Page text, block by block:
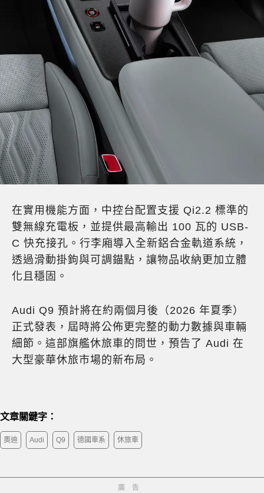
在實用機能方面，中控台配置支援 Qi2.2 標準的
雙無線充電板，並提供最高輸出 100 瓦的 USB-
C 快充接孔。行李廂導入全新鋁合金軌道系統，
透過滑動掛鉤與可調錨點，讓物品收納更加立體
化且穩固。
Audi Q9 預計將在約兩個月後（2026 年夏季）
正式發表，屆時將公佈更完整的動力數據與車輛
細節。這部旗艦休旅車的問世，預告了 Audi 在
大型豪華休旅市場的新布局。
文章關鍵字：
奧迪 Audi Q9 德國車系 休旅車
廣告